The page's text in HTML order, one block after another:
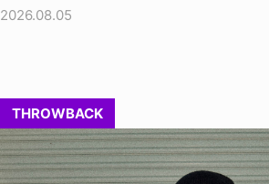
2026.08.05
THROWBACK